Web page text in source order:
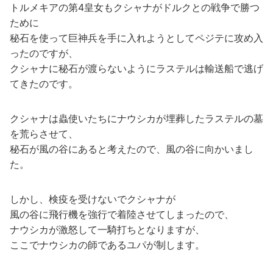
トルメキアの第4皇女もクシャナがドルクとの戦争で勝つ
ために
秘石を使って巨神兵を手に入れようとしてペジテに攻め入
ったのですが、
クシャナに秘石が渡らないようにラステルは輸送船で逃げ
てきたのです。
クシャナは蟲使いたちにナウシカが埋葬したラステルの墓
を荒らさせて、
秘石が風の谷にあると考えたので、風の谷に向かいまし
た。
しかし、検疫を受けないでクシャナが
風の谷に飛行機を強行で着陸させてしまったので、
ナウシカが激怒して一騎打ちとなりますが、
ここでナウシカの師であるユパが制します。